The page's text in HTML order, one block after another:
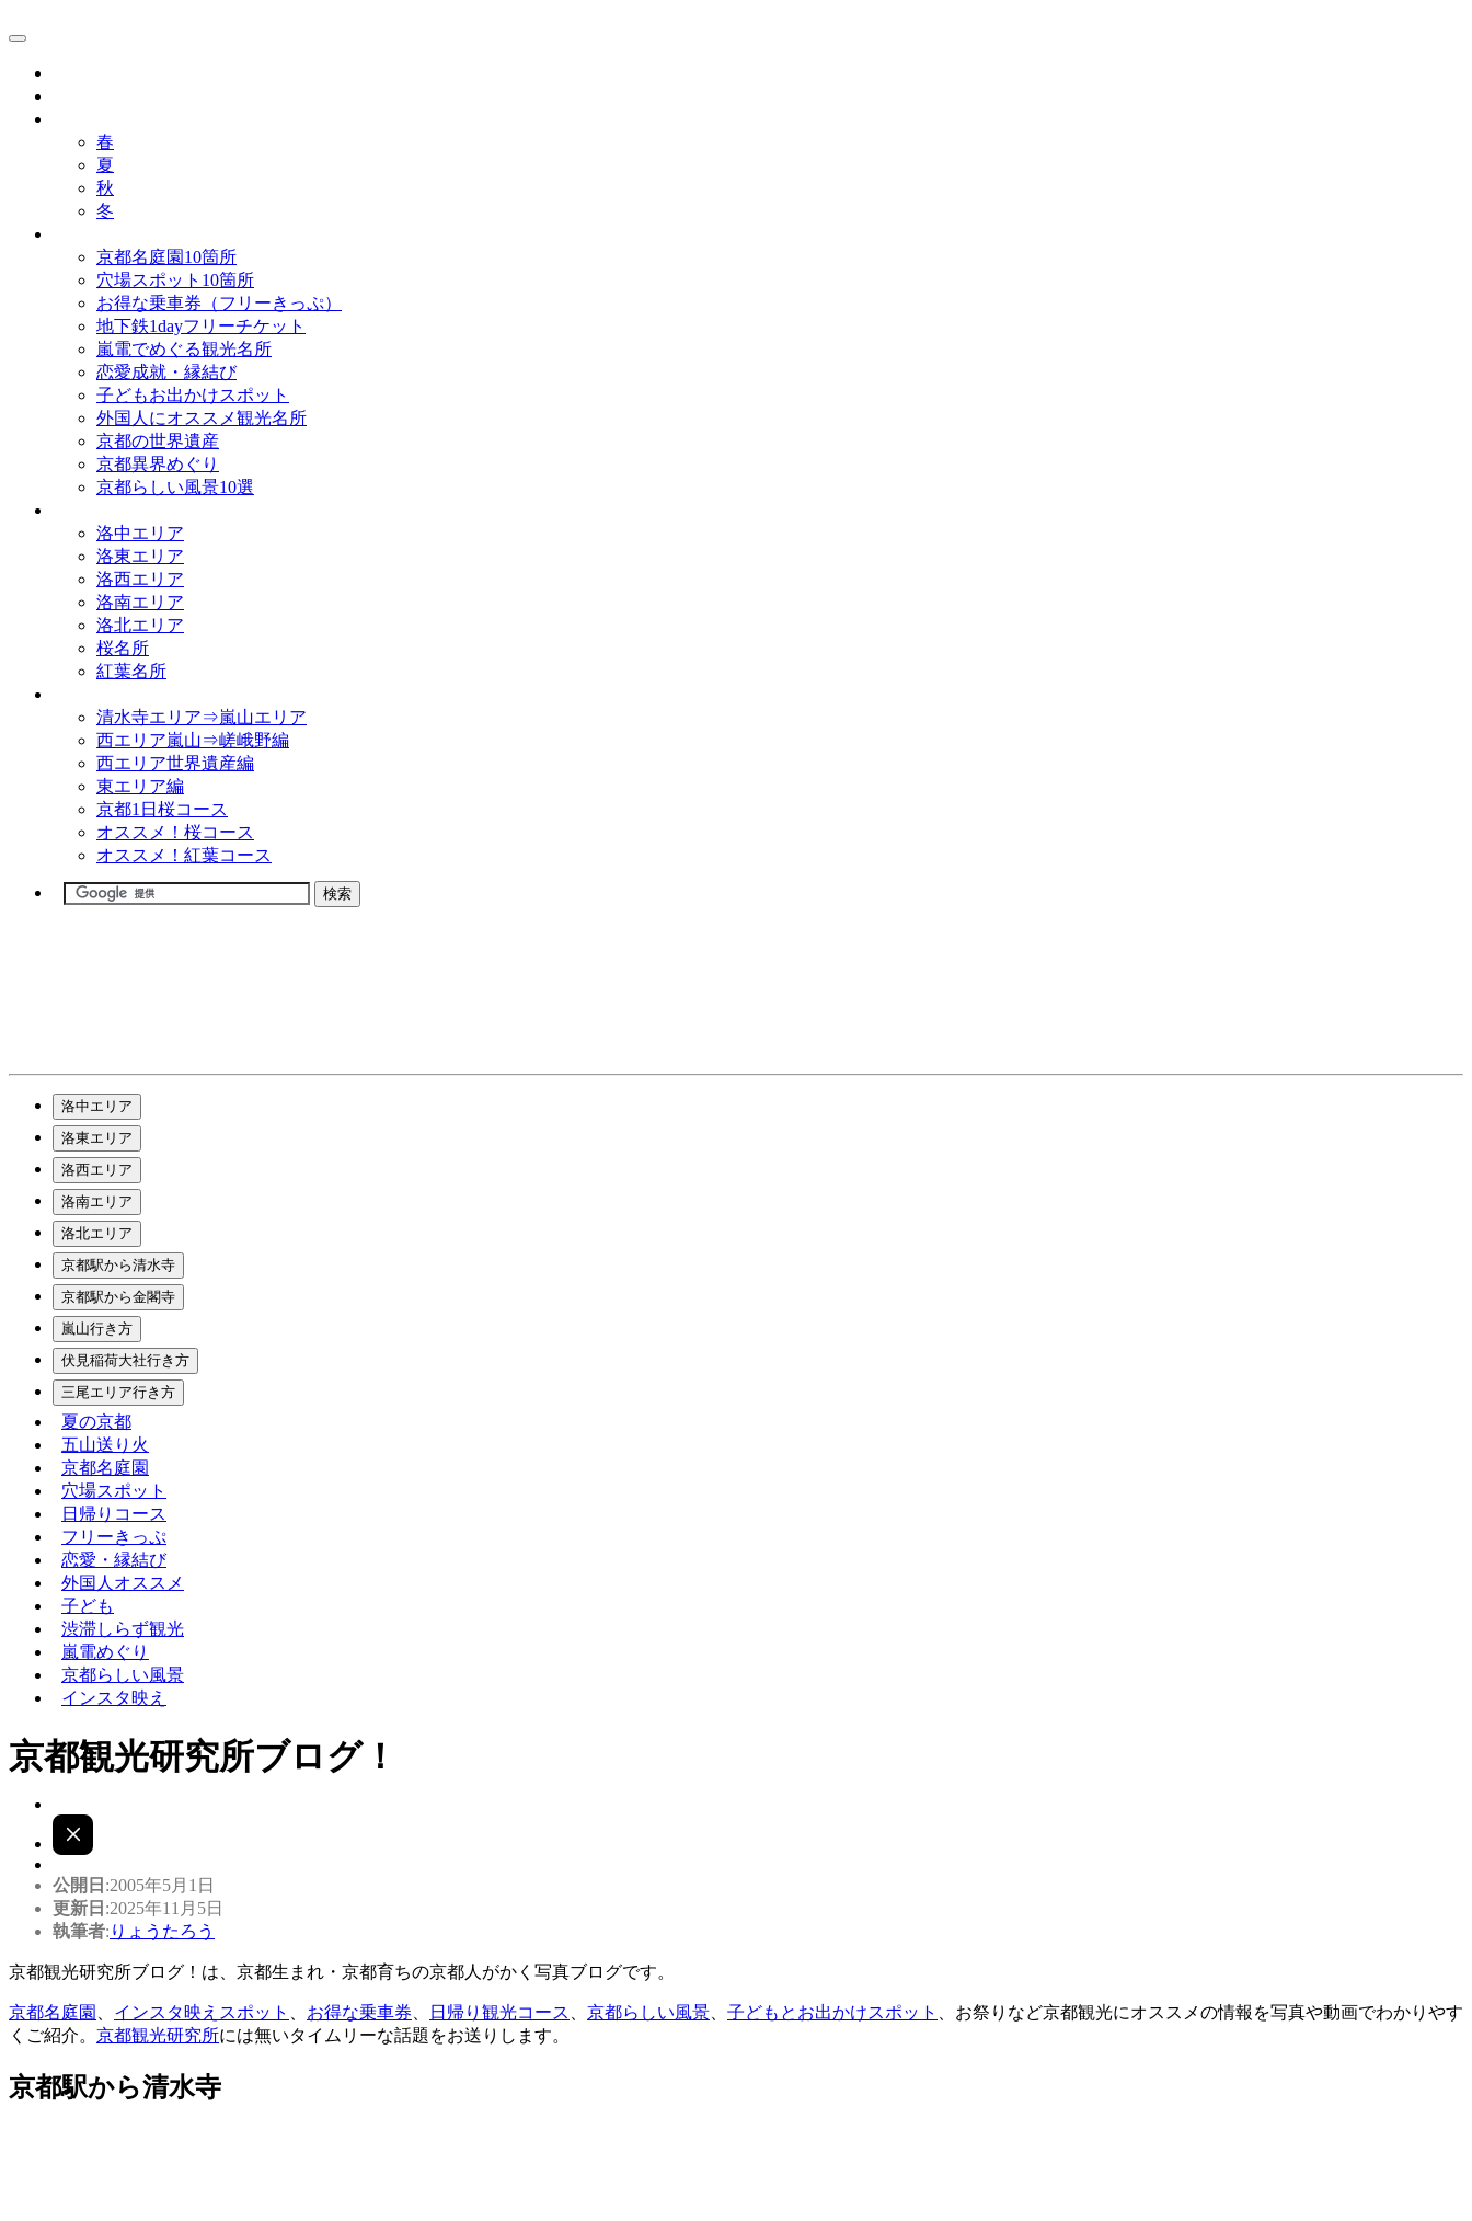
春
夏
秋
冬
京都名庭園10箇所
穴場スポット10箇所
お得な乗車券（フリーきっぷ）
地下鉄1dayフリーチケット
嵐電でめぐる観光名所
恋愛成就・縁結び
子どもお出かけスポット
外国人にオススメ観光名所
京都の世界遺産
京都異界めぐり
京都らしい風景10選
洛中エリア
洛東エリア
洛西エリア
洛南エリア
洛北エリア
桜名所
紅葉名所
清水寺エリア⇒嵐山エリア
西エリア嵐山⇒嵯峨野編
西エリア世界遺産編
東エリア編
京都1日桜コース
オススメ！桜コース
オススメ！紅葉コース
洛中エリア
洛東エリア
洛西エリア
洛南エリア
洛北エリア
京都駅から清水寺
京都駅から金閣寺
嵐山行き方
伏見稲荷大社行き方
三尾エリア行き方
夏の京都
五山送り火
京都名庭園
穴場スポット
日帰りコース
フリーきっぷ
恋愛・縁結び
外国人オススメ
子ども
渋滞しらず観光
嵐電めぐり
京都らしい風景
インスタ映え
京都観光研究所ブログ！
公開日 :2005年5月1日
更新日 :2025年11月5日
執筆者: りょうたろう
京都観光研究所ブログ！は、京都生まれ・京都育ちの京都人がかく写真ブログです。
京都名庭園 インスタ映えスポット お得な乗車券 日帰り観光コース 京都らしい風景 子どもとお出かけスポット
、お祭りなど京都観光にオススメの情報を写真や動画でわかりやす
くご紹介。 京都観光研究所には無いタイムリーな話題をお送りします。
京都駅から清水寺